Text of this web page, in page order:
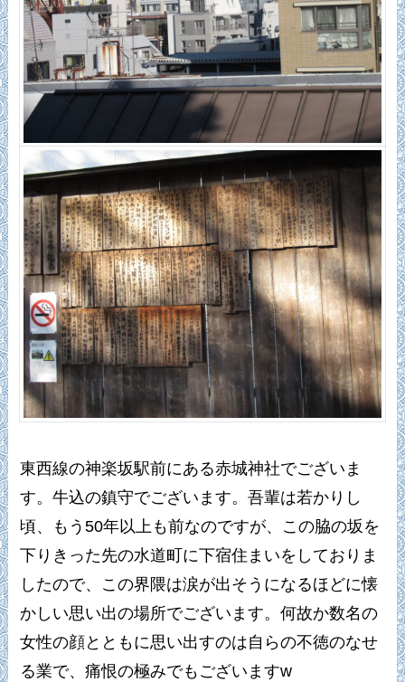
東西線の神楽坂駅前にある赤城神社でございま
す。牛込の鎮守でございます。吾輩は若かりし
頃、もう50年以上も前なのですが、この脇の坂を
下りきった先の水道町に下宿住まいをしておりま
したので、この界隈は涙が出そうになるほどに懐
かしい思い出の場所でございます。何故か数名の
女性の顔とともに思い出すのは自らの不徳のなせ
る業で、痛恨の極みでもございますw